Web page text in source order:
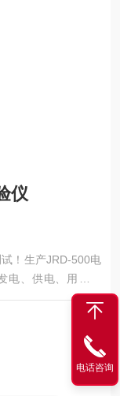
仪
！生产JRD-500电
、供电、用电部
供的高压试验设备
电话咨询